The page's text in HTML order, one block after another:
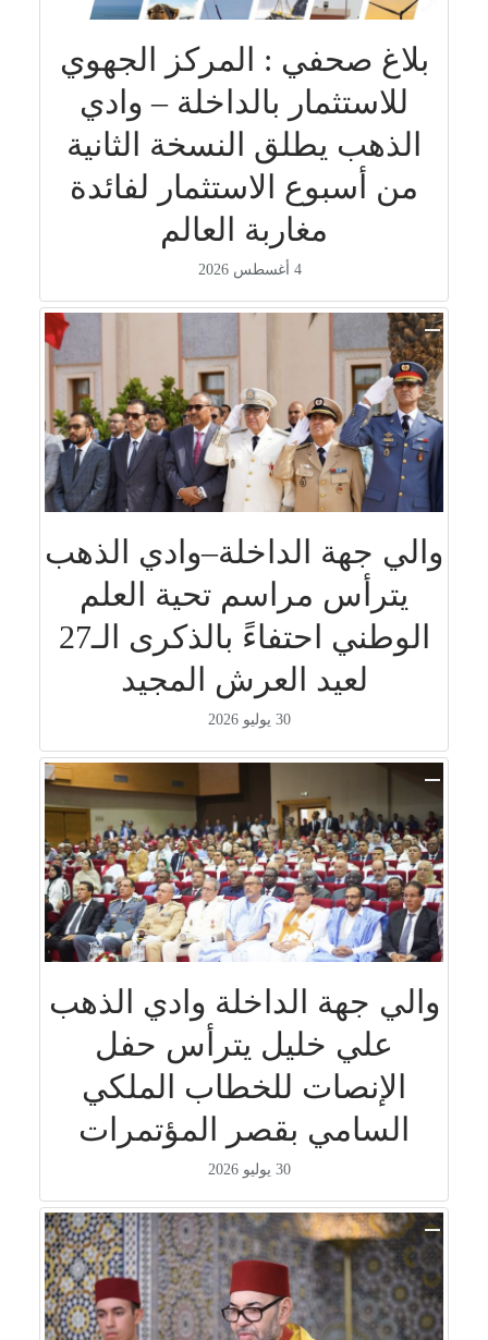
بلاغ صحفي : المركز الجهوي
للاستثمار بالداخلة – وادي
الذهب يطلق النسخة الثانية
من أسبوع الاستثمار لفائدة
مغاربة العالم
4 أغسطس 2026
والي جهة الداخلة–وادي الذهب
يترأس مراسم تحية العلم
الوطني احتفاءً بالذكرى الـ27
لعيد العرش المجيد
30 يوليو 2026
والي جهة الداخلة وادي الذهب
علي خليل يترأس حفل
الإنصات للخطاب الملكي
السامي بقصر المؤتمرات
30 يوليو 2026